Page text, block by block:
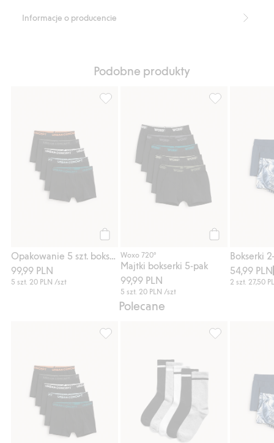
Informacje o producencie
Podobne produkty
99,99 PLN
5 szt. 20 PLN /szt
Woxo 720°
Majtki bokserki 5-pak
99,99 PLN
5 szt.20 PLN /szt
54,99 PLN
2 szt.27,50
Polecane